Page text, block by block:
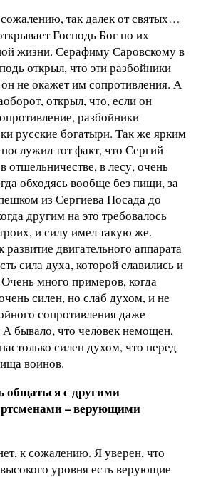
так далек от святых…
Господь Бог по их
жизни. Серафиму Саровскому в
открыл, что эти разбойники
не окажет им сопротивления. А
открыл, что, если он
разбойники
русские богатыри. Так же ярким
тот факт, что Сергий
отшельничестве, в лесу, очень
обходясь вообще без пищи, за
из Сергиева Посада до
другим на это требовалось
и силу имел такую же.
двигательного аппарата
сила духа, которой славились и
много примеров, когда
силен, но слаб духом, и не
сопротивления даже
бывало, что человек немощен,
силен духом, что перед
воинов.
общаться с другими
–верующими
к сожалению. Я уверен, что
уровня есть верующие